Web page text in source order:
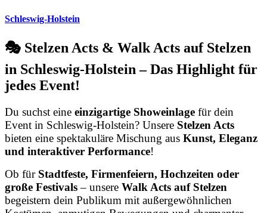
Schleswig-Holstein
🎭 Stelzen Acts & Walk Acts auf Stelzen
in Schleswig-Holstein – Das Highlight für
jedes Event!
Du suchst eine einzigartige Showeinlage für dein
Event in Schleswig-Holstein? Unsere Stelzen Acts
bieten eine spektakuläre Mischung aus Kunst, Eleganz
und interaktiver Performance!
Ob für Stadtfeste, Firmenfeiern, Hochzeiten oder
große Festivals– unsere Walk Acts auf Stelzen
begeistern dein Publikum mit außergewöhnlichen